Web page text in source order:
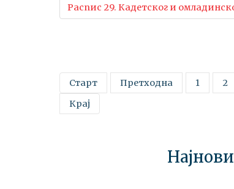
Распис 29. Кадетског и
Старт
Претходна 1 2
Крај